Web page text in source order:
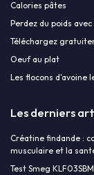
Calories pâtes
Perdez du poids
Téléchargez
Oeuf au plat
Les flocons d'avoine
Les derniers
Créatine findande :
musculaire et la
Test Smeg